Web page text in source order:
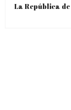
La República